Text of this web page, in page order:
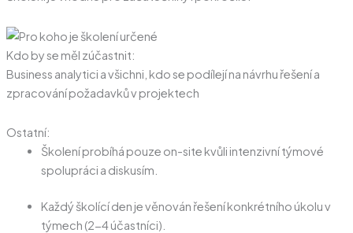
Kdo by se měl zúčastnit:
Business analytici a všichni, kdo se podílejí na návrhu řešení a
zpracování požadavků v projektech
Ostatní:
Školení probíhá pouze on-site kvůli intenzivní týmové
spolupráci a diskusím.
Každý školící den je věnován řešení konkrétního úkolu v
týmech (2-4 účastníci).